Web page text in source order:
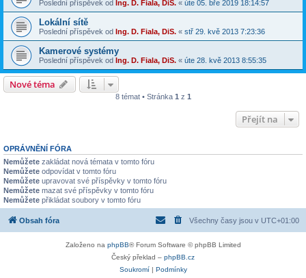
Poslední příspěvek od Ing. D. Fiala, DiS. « úte 05. bře 2019 18:14:57
Lokální sítě
Poslední příspěvek od Ing. D. Fiala, DiS. « stř 29. kvě 2013 7:23:36
Kamerové systémy
Poslední příspěvek od Ing. D. Fiala, DiS. « úte 28. kvě 2013 8:55:35
Nové téma
8 témat • Stránka 1 z 1
Přejít na
OPRÁVNĚNÍ FÓRA
Nemůžete zakládat nová témata v tomto fóru
Nemůžete odpovídat v tomto fóru
Nemůžete upravovat své příspěvky v tomto fóru
Nemůžete mazat své příspěvky v tomto fóru
Nemůžete přikládat soubory v tomto fóru
Obsah fóra Všechny časy jsou v UTC+01:00
Založeno na phpBB® Forum Software © phpBB Limited
Český překlad – phpBB.cz
Soukromí| Podmínky